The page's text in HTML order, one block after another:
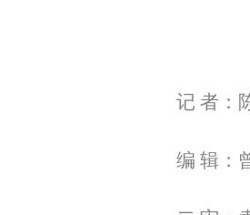
记 者：
编 辑：